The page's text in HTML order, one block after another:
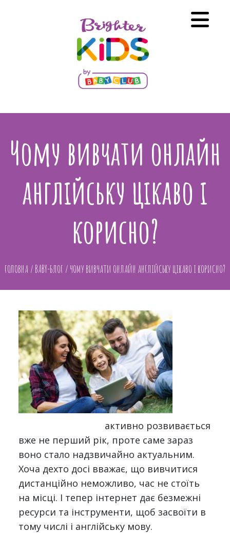
Чому вивчати онлайн
англійську цікаво і
корисно?
ГОЛОВНА / BABY-БЛОГ / ЧОМУ ВИВЧАТИ ОНЛАЙН АНГЛІЙСЬКУ ЦІКАВО І КОРИСНО?
активно розвивається
вже не перший рік, проте саме зараз
воно стало надзвичайно актуальним.
Хоча дехто досі вважає, що вивчитися
дистанційно неможливо, час не стоїть
на місці. І тепер інтернет дає безмежні
ресурси та інструменти, щоб засвоїти в
тому числі і англійську мову.